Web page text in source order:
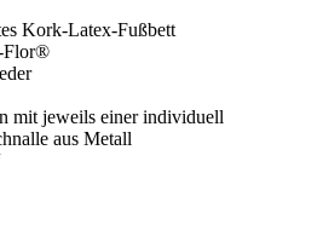
Kork-Latex-Fußbett
Flor®
mit jeweils einer individuell
aus Metall